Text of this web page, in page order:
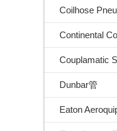
Coilhose
Continental
Couplamatic
Dunbar管
Eaton